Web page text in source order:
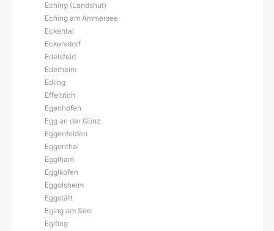
Eching (Landshut)
Eching am Ammersee
Eckental
Eckersdorf
Edelsfeld
Ederheim
Edling
Effeltrich
Egenhofen
Egg an der Günz
Eggenfelden
Eggenthal
Egglham
Egglkofen
Eggolsheim
Eggstätt
Eging am See
Eglfing